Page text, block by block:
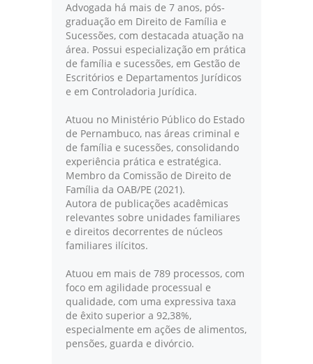
Advogada há mais de 7 anos, pós-
graduação em Direito de Família e
Sucessões, com destacada atuação na
área. Possui especialização em prática
de família e sucessões, em Gestão de
Escritórios e Departamentos Jurídicos
e em Controladoria Jurídica.
Atuou no Ministério Público do Estado
de Pernambuco, nas áreas criminal e
de família e sucessões, consolidando
experiência prática e estratégica.
Membro da Comissão de Direito de
Família da OAB/PE (2021).
Autora de publicações acadêmicas
relevantes sobre unidades familiares
e direitos decorrentes de núcleos
familiares ilícitos.
Atuou em mais de 789 processos, com
foco em agilidade processual e
qualidade, com uma expressiva taxa
de êxito superior a 92,38%,
especialmente em ações de alimentos,
pensões, guarda e divórcio.